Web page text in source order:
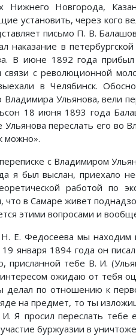
Нижнего Новгорода,
установить, через кого
письмо П. В.
наказание в
В июне 1892 года прибыл
связи с революционной
в Челябинск.
Владимира Ульянова, вели
18 июня 1893 года
Ульянова переслать его во
можно».
с Владимиром
я был выслан, приехало
работой по
что в Самаре живет
этими вопросами и
Е. Федосеева мы
19 января 1894 года он
присланной тебе В. И.
ожидаю от тебя
делал по отношению к
на предмет, то ты
Я просил переслать тебе
буржуазии в